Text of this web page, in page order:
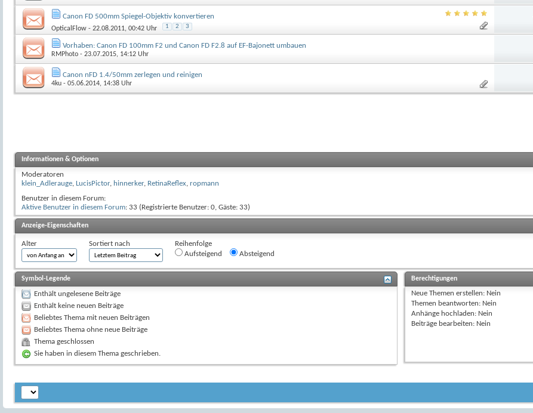
Canon FD 500mm Spiegel-Objektiv konvertieren
OpticalFlow - 22.08.2011, 00:42 Uhr 1 2 3
Vorhaben: Canon FD 100mm F2 und Canon FD F2.8 auf EF-Bajonett umbauen
RMPhoto - 23.07.2015, 14:12 Uhr
Canon nFD 1.4/50mm zerlegen und reinigen
4ku - 05.06.2014, 14:38 Uhr
Informationen & Optionen
Moderatoren
klein_Adlerauge, LucisPictor, hinnerker, RetinaReflex, ropmann
Benutzer in diesem Forum:
Aktive Benutzer in diesem Forum: 33 (Registrierte Benutzer: 0, Gäste: 33)
Anzeige-Eigenschaften
Alter Sortiert nach
Reihenfolge
Aufsteigend
Absteigend
Symbol-Legende
Enthält ungelesene Beiträge
Enthält keine neuen Beiträge
Beliebtes Thema mit neuen Beiträgen
Beliebtes Thema ohne neue Beiträge
Thema geschlossen
Sie haben in diesem Thema geschrieben.
Berechtigungen
Neue Themen erstellen: Nein
Themen beantworten: Nein
Anhänge hochladen: Nein
Beiträge bearbeiten: Nein